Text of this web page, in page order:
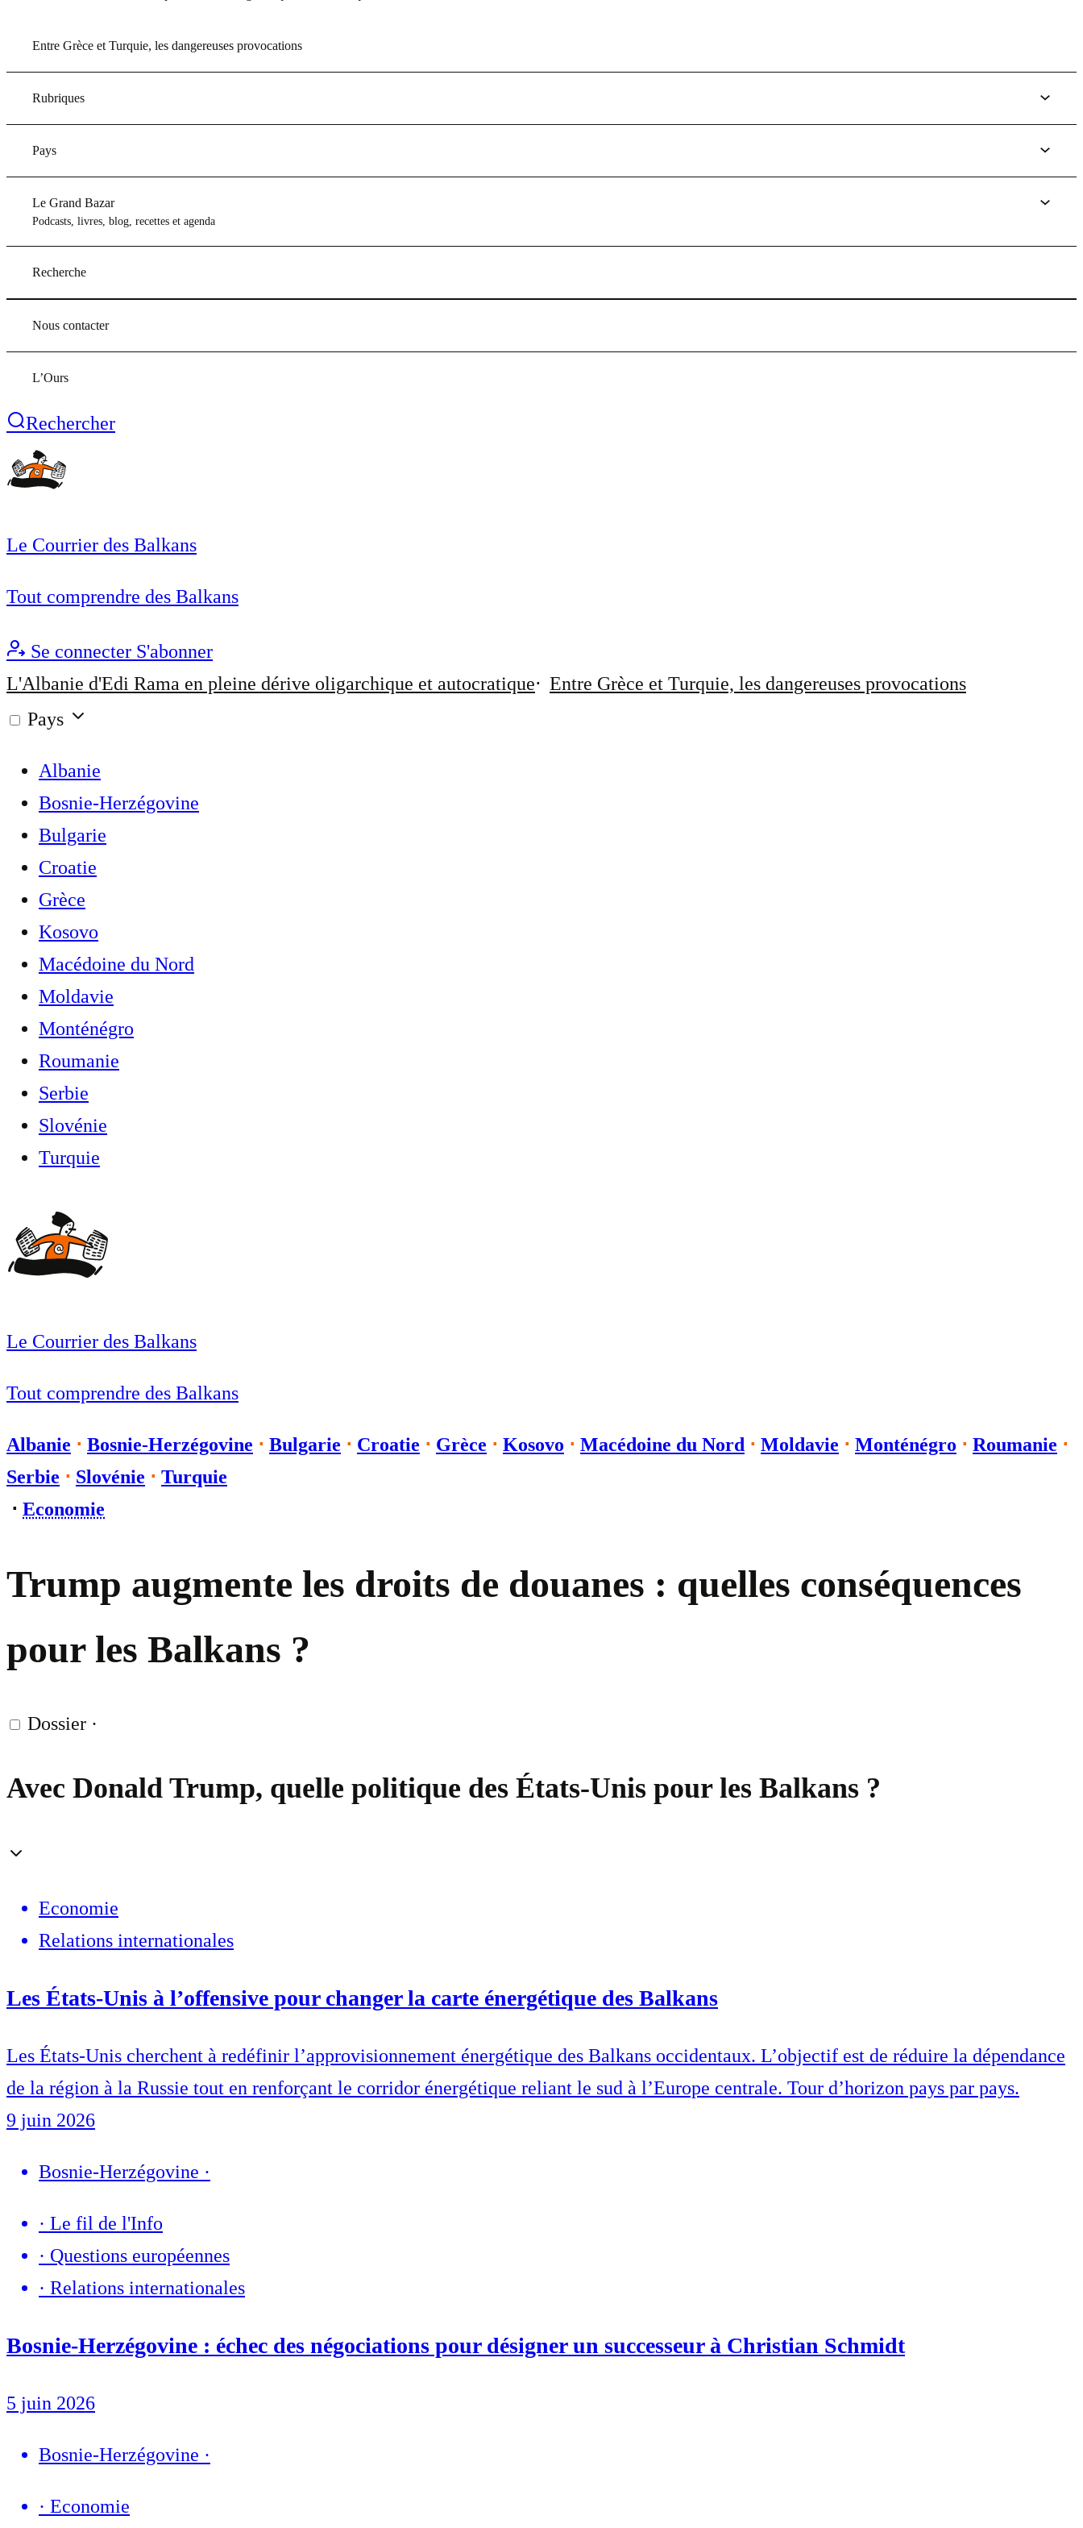
Entre Grèce et Turquie, les dangereuses provocations
Rubriques
Pays
Le Grand Bazar
Podcasts, livres, blog, recettes et agenda
Recherche
Nous contacter
L’Ours
Rechercher
Le Courrier des Balkans
Tout comprendre des Balkans
Se connecter S'abonner
L'Albanie d'Edi Rama en pleine dérive oligarchique et autocratique
Entre Grèce et Turquie, les dangereuses provocations
Pays
Albanie
Bosnie-Herzégovine
Bulgarie
Croatie
Grèce
Kosovo
Macédoine du Nord
Moldavie
Monténégro
Roumanie
Serbie
Slovénie
Turquie
Le Courrier des Balkans
Tout comprendre des Balkans
Albanie ⋅ Bosnie-Herzégovine ⋅ Bulgarie ⋅ Croatie ⋅ Grèce ⋅ Kosovo ⋅ Macédoine du Nord ⋅ Moldavie ⋅ Monténégro ⋅ Roumanie ⋅
Serbie ⋅ Slovénie ⋅ Turquie
⋅ Economie
Trump augmente les droits de douanes : quelles conséquences
pour les Balkans ?
Dossier ·
Avec Donald Trump, quelle politique des États-Unis pour les Balkans ?
Economie
Relations internationales
Les États-Unis à l’offensive pour changer la carte énergétique des Balkans
Les États-Unis cherchent à redéfinir l’approvisionnement énergétique des Balkans occidentaux. L’objectif est de réduire la dépendance
de la région à la Russie tout en renforçant le corridor énergétique reliant le sud à l’Europe centrale. Tour d’horizon pays par pays.
9 juin 2026
Bosnie-Herzégovine ·
· Le fil de l'Info
· Questions européennes
· Relations internationales
Bosnie-Herzégovine : échec des négociations pour désigner un successeur à Christian Schmidt
5 juin 2026
Bosnie-Herzégovine ·
· Economie